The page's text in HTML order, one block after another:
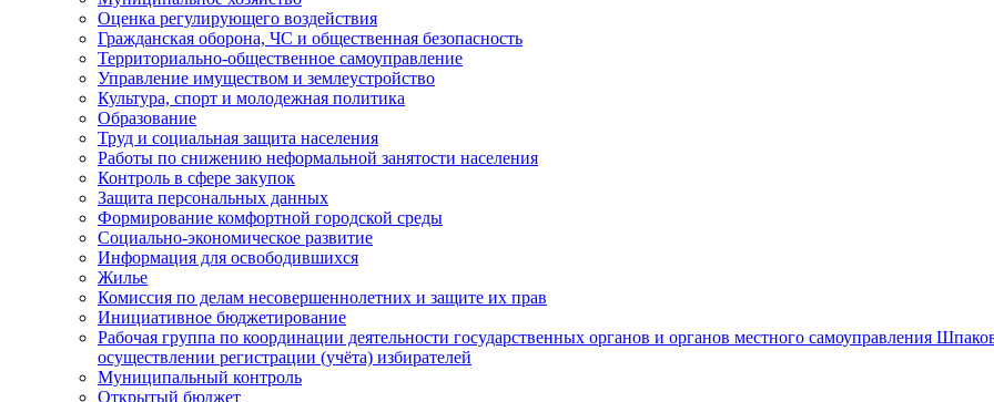
Оценка регулирующего воздействия
Гражданская оборона, ЧС и общественная безопасность
Территориально-общественное самоуправление
Управление имуществом и землеустройство
Культура, спорт и молодежная политика
Образование
Труд и социальная защита населения
Работы по снижению неформальной занятости населения
Контроль в сфере закупок
Защита персональных данных
Формирование комфортной городской среды
Социально-экономическое развитие
Информация для освободившихся
Жилье
Комиссия по делам несовершеннолетних и защите их прав
Инициативное бюджетирование
Рабочая группа по координации деятельности государственных органов и органов местного самоуправления
осуществлении регистрации (учёта) избирателей
Муниципальный контроль
Открытый бюджет